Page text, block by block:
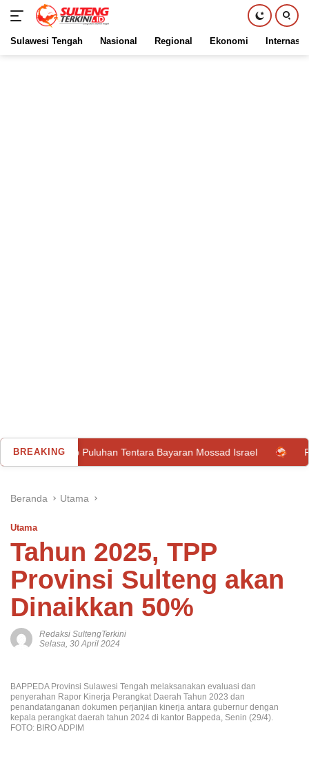
Sulawesi Tengah Nasional Regional Ekonomi
BREAKINGPuluhan Tentara Bayaran Mossad Israel
Beranda Utama
Utama
Tahun 2025, TPP
Provinsi Sulteng akan
Dinaikkan 50%
Redaksi SultengTerkini
Selasa, 30 April 2024
BAPPEDA Provinsi Sulawesi Tengah melaksanakan evaluasi dan
penyerahan Rapor Kinerja Perangkat Daerah Tahun 2023 dan
penandatanganan dokumen perjanjian kinerja antara gubernur dengan
kepala perangkat daerah tahun 2024 di kantor Bappeda, Senin (29/4).
FOTO: BIRO ADPIM